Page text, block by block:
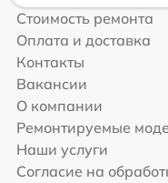
Стоимость ремонта
Оплата и доставка
Контакты
Вакансии
О компании
Ремонтируемые
Наши услуги
Согласие на